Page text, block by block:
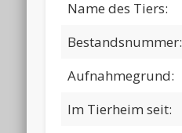
Name des Tiers:
Bestandsnummer:
Aufnahmegrund:
Im Tierheim seit: